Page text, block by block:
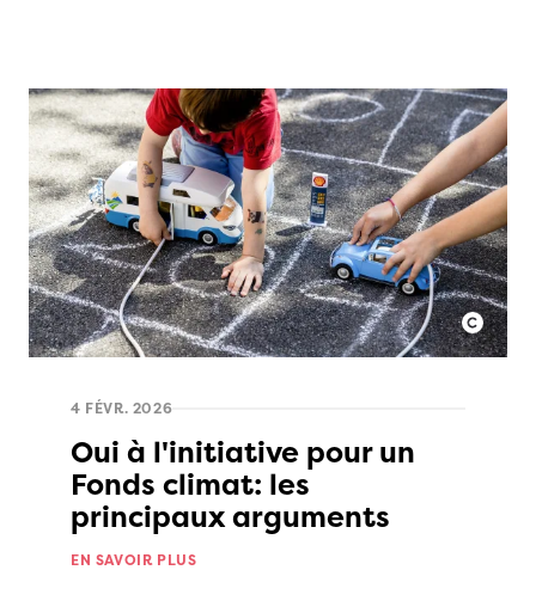
4 FÉVR. 2026
Oui à l'initiative pour un
Fonds climat: les
principaux arguments
EN SAVOIR PLUS